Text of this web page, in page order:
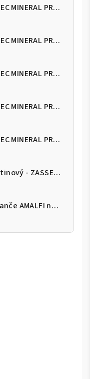
Sada hrnců FUSIONTEC MINERAL PRO 4 ks, červená - WMF
Sada hrnců FUSIONTEC MINERAL PRO 4 ks, Quartz růžová - WMF
Sada hrnců FUSIONTEC MINERAL PRO 4 ks, edice Tim Raue modrá - WMF
Sada hrnců FUSIONTEC MINERAL PRO 4 ks, mango žlutá - WMF
Sada hrnců FUSIONTEC MINERAL PRO 4 ks, papája oranžová - WMF
Hmoždíř na koření, litinový - ZASSENHAUS
Pákový Lis na pomeranče AMALFI nerezový lesklý - CILIO Solingen